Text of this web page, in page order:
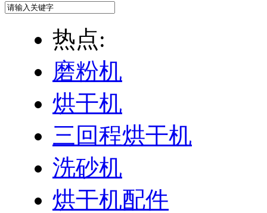
热点:
磨粉机
烘干机
三回程烘干机
洗砂机
烘干机配件